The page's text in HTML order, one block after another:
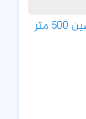
للبيع قطعة ارض في نابلس قوصين 500 متر